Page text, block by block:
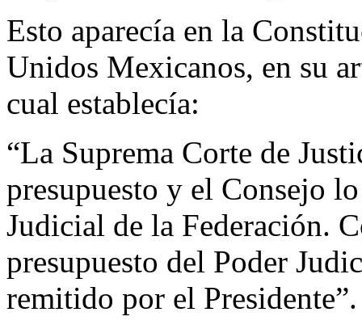
Esto aparecía en la
Unidos Mexicanos, en su
cual establecía:
“La Suprema Corte de
presupuesto y el Consejo
Judicial de la Federación.
presupuesto del Poder
remitido por el Presidente”.